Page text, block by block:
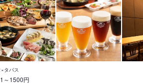
タパス
～1500円